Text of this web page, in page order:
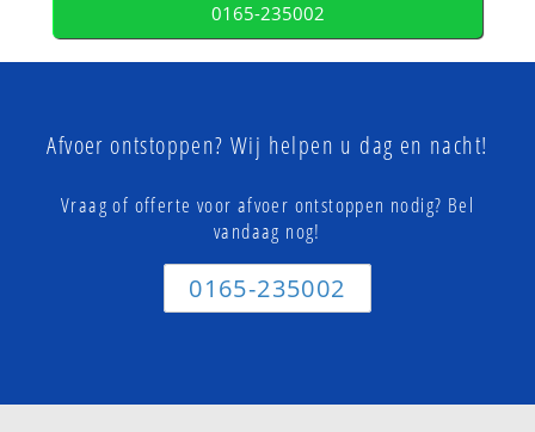
0165-235002
Afvoer ontstoppen? Wij helpen u dag en nacht!
Vraag of offerte voor afvoer ontstoppen nodig? Bel
vandaag nog!
0165-235002